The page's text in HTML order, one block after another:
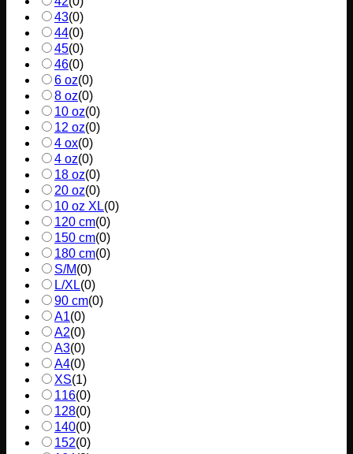
43(0)
44(0)
45(0)
46(0)
6 oz(0)
8 oz(0)
10 oz(0)
12 oz(0)
4 ox(0)
4 oz(0)
18 oz(0)
20 oz(0)
10 oz XL(0)
120 cm(0)
150 cm(0)
180 cm(0)
S/M(0)
L/XL(0)
90 cm(0)
A1(0)
A2(0)
A3(0)
A4(0)
XS(1)
116(0)
128(0)
140(0)
152(0)